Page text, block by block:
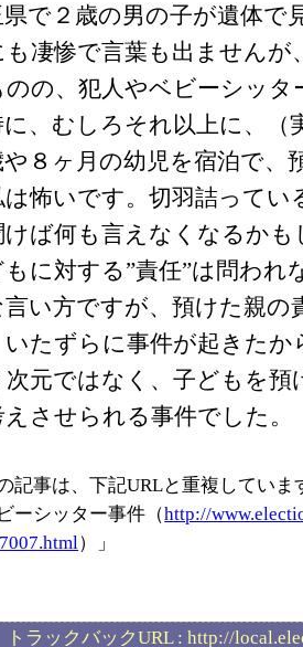
県で２歳の男の子が遺体で
も凄惨で言葉も出ません
のの、犯人やベビーシッ
に、むしろそれ以上に、（
や８ヶ月の幼児を宿泊で、
は怖いです。切羽詰ってい
けば何も言えなくなるか
もに対する”責任”は問われ
言い方ですが、預けた親の
いたずらに事件が起きたか
次元ではなく、子どもを
えさせられる事件でした。
記事は、下記URLと重複していま
ビーシッター事件（http://www.elec
）」
トラックバックURL : http://